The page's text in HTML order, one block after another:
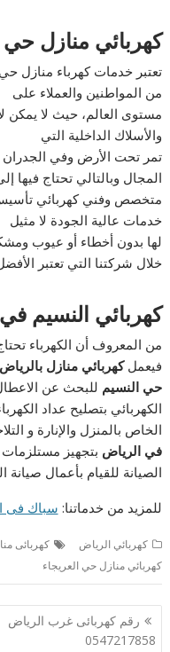
كهربائي منازل حي
تعتبر خدمات كهرباء منازل
من المواطنين والعملاء على
مستوى العالم، حيث لا يمكن
والأسلاك الداخلية التي
تمر تحت الأرض وفي الجدران
المجال وبالتالي تحتاج فيها
متخصص وفني كهربائي
خدمات عالية الجودة لا مثيل
لها بدون أخطاء أو عيوب
خلال شركتنا التي تعتبر
كهربائي النسيم
من المعروف أن الكهرباء
فيعملكهربائي منازل بالرياض
حي النسيم للبحث عن
الكهربائي بتصليح عداد
الخاص بالمنزل والإنارة و
في الرياض بتجهيز مستلزمات
الصيانة للقيام بأعمال صيانة
للمزيد من خدماتنا: سباك فى
كهربائي الرياض كهربائى
كهربائي منازل حي العريجاء
تصفّح
المقالات
رقم كهربائى غرب الرياض
0547217858